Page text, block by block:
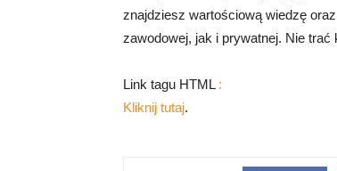
znajdziesz wartościową wiedzę
zawodowej, jak i prywatnej. Nie
Link tagu HTML :
Kliknij tutaj.